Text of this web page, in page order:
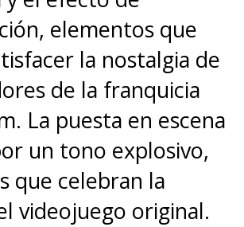
elementos que
la nostalgia de
de la franquicia
La puesta en escena
un tono explosivo,
que celebran la
videojuego original.